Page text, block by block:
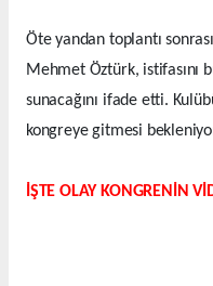
Öte yandan toplantı
Mehmet Öztürk, istifasını
sunacağını ifade etti.
kongreye gitmesi
İŞTE OLAY KONGRENİN